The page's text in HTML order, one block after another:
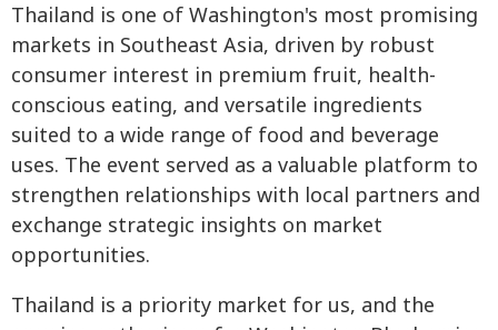
Thailand is one of Washington's most promising
markets in Southeast Asia, driven by robust
consumer interest in premium fruit, health-
conscious eating, and versatile ingredients
suited to a wide range of food and beverage
uses. The event served as a valuable platform to
strengthen relationships with local partners and
exchange strategic insights on market
opportunities.
Thailand is a priority market for us, and the